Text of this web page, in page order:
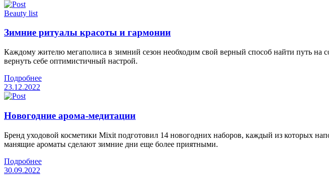
Beauty list
Зимние ритуалы красоты и гармонии
Каждому жителю мегаполиса в зимний сезон необходим свой верный способ найти путь на
вернуть себе оптимистичный настрой.
Подробнее
23.12.2022
Новогодние арома-медитации
Бренд уходовой косметики Mixit подготовил 14 новогодних наборов, каждый из которых
манящие ароматы сделают зимние дни еще более приятными.
Подробнее
30.09.2022